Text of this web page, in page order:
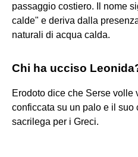
passaggio costiero. Il nome
calde" e deriva dalla
naturali di acqua calda.
Chi ha ucciso
Erodoto dice che Serse volle
conficcata su un palo e il suo
sacrilega per i Greci.